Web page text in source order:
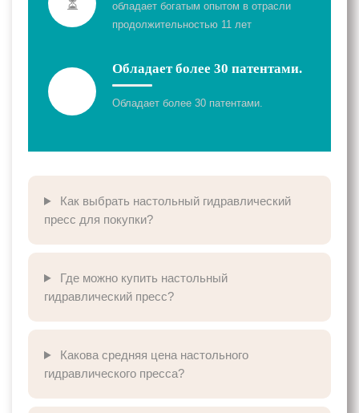
обладает богатым опытом в отрасли
продолжительностью 11 лет
Обладает более 30 патентами.
Обладает более 30 патентами.
Как выбрать настольный гидравлический
пресс для покупки?
Где можно купить настольный
гидравлический пресс?
Какова средняя цена настольного
гидравлического пресса?